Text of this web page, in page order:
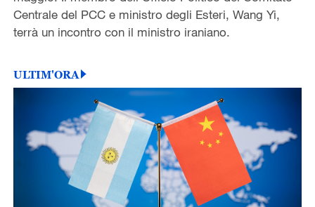
Centrale del PCC e ministro degli Esteri, Wang Yi,
terrà un incontro con il ministro iraniano.
ULTIM'ORA